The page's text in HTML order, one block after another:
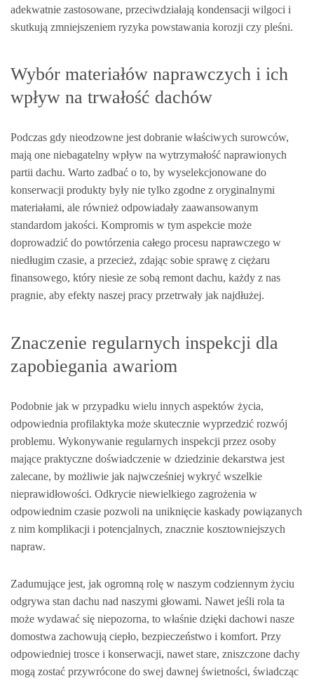
adekwatnie zastosowane, przeciwdziałają kondensacji wilgoci i
skutkują zmniejszeniem ryzyka powstawania korozji czy pleśni.
Wybór materiałów naprawczych i ich
wpływ na trwałość dachów
Podczas gdy nieodzowne jest dobranie właściwych surowców,
mają one niebagatelny wpływ na wytrzymałość naprawionych
partii dachu. Warto zadbać o to, by wyselekcjonowane do
konserwacji produkty były nie tylko zgodne z oryginalnymi
materiałami, ale również odpowiadały zaawansowanym
standardom jakości. Kompromis w tym aspekcie może
doprowadzić do powtórzenia całego procesu naprawczego w
niedługim czasie, a przecież, zdając sobie sprawę z ciężaru
finansowego, który niesie ze sobą remont dachu, każdy z nas
pragnie, aby efekty naszej pracy przetrwały jak najdłużej.
Znaczenie regularnych inspekcji dla
zapobiegania awariom
Podobnie jak w przypadku wielu innych aspektów życia,
odpowiednia profilaktyka może skutecznie wyprzedzić rozwój
problemu. Wykonywanie regularnych inspekcji przez osoby
mające praktyczne doświadczenie w dziedzinie dekarstwa jest
zalecane, by możliwie jak najwcześniej wykryć wszelkie
nieprawidłowości. Odkrycie niewielkiego zagrożenia w
odpowiednim czasie pozwoli na uniknięcie kaskady powiązanych
z nim komplikacji i potencjalnych, znacznie kosztowniejszych
napraw.
Zadumujące jest, jak ogromną rolę w naszym codziennym życiu
odgrywa stan dachu nad naszymi głowami. Nawet jeśli rola ta
może wydawać się niepozorna, to właśnie dzięki dachowi nasze
domostwa zachowują ciepło, bezpieczeństwo i komfort. Przy
odpowiedniej trosce i konserwacji, nawet stare, zniszczone dachy
mogą zostać przywrócone do swej dawnej świetności, świadcząc